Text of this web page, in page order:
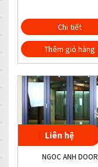
Chi tiết
Thêm giỏ hàng
Liên hệ
NGOC ANH DOOR